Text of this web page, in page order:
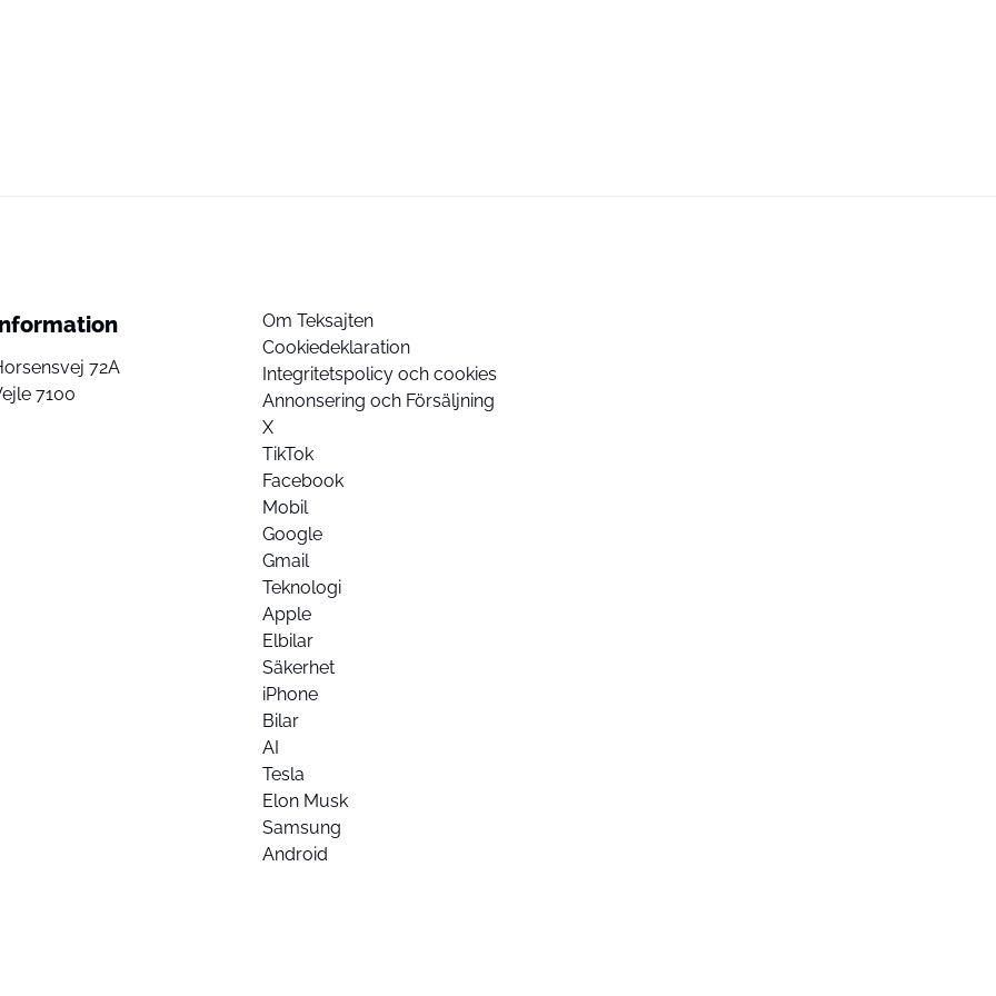
72A
7100
Om Teksajten
Cookiedeklaration
Integritetspolicy och cookies
Annonsering och Försäljning
X
TikTok
Facebook
Mobil
Google
Gmail
Teknologi
Apple
Elbilar
Säkerhet
iPhone
Bilar
AI
Tesla
Elon Musk
Samsung
Android